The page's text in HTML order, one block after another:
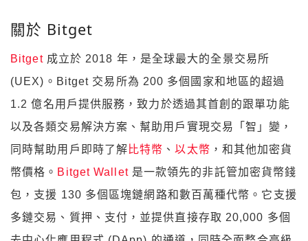
關於 Bitget
Bitget成立於 2018 年，是全球最大的全景交易所
(UEX)。Bitget 交易所為 200 多個國家和地區的超過
1.2 億名用戶提供服務，致力於透過其首創的跟單功能
以及各類交易解決方案、幫助用戶實現交易「智」變，
同時幫助用戶即時了解 比特幣 、以太幣 ，和其他加密貨
幣價格。 Bitget Wallet是一款領先的非託管加密貨幣錢
包，支援 130 多個區塊鏈網路和數百萬種代幣。它支援
多鏈交易、質押、支付，並提供直接存取 20,000 多個